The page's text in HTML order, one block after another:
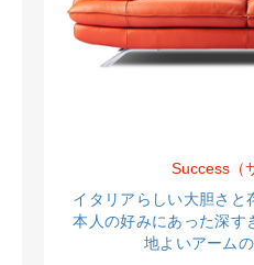
Success（
イタリアらしい大胆さと
本人の好みにあった深す
地よいアーム